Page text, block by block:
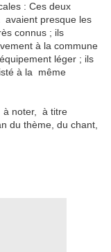
: Ces deux
avaient presque les
connus ; ils
à la commune
léger ; ils
à la même
à noter, à titre
du thème, du chant,